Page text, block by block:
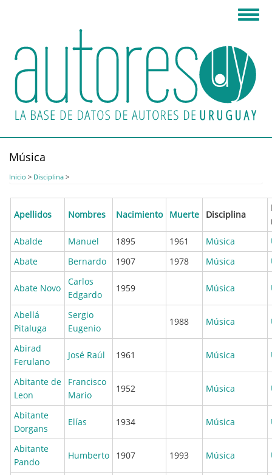
principal
Música
Inicio > Disciplina >
Apellidos Nombres Nacimiento Muerte Disciplina
Abalde
Manuel 1895 1961 Música
Abate
Bernardo 1907 1978 Música
Abate Novo
Carlos
Edgardo
1959 Música
Abellá
Pitaluga
Sergio
Eugenio
1988 Música
Abirad
Ferulano
José Raúl 1961 Música
Abitante de
Leon
Francisco
Mario
1952 Música
Abitante
Dorgans
Elías 1934 Música
Abitante
Pando
Humberto 1907 1993 Música